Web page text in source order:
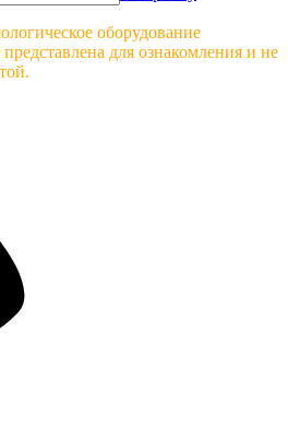
оборудование
для ознакомления и не